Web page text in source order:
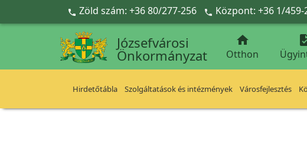
Ugrás a fő tartalomra
 Zöld szám: +36 80/277-256  Központ: +36 1/459-
Józsefvárosi
Önkormányzat

Otthon
Hirdetőtábla Szolgáltatások és intézmények Városfejlesztés